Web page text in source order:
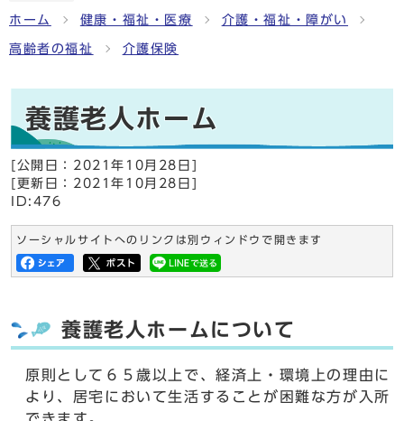
ホーム 健康・福祉・医療 介護・福祉・障がい
高齢者の福祉 介護保険
養護老人ホーム
[公開日： 2021年10月28日
[更新日： 2021年10月28日
ID:476
ソーシャルサイトへのリンクは別ウィンドウで開きます
養護老人ホームについて
原則として６５歳以上で、経済上・環境上の理由に
より、居宅において生活することが困難な方が入所